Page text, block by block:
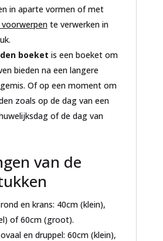
in aparte vormen of met
te verwerken in
boeket is een boeket om
bieden na een langere
Of op een moment om
zoals op de dag van een
of de dag van
van de
en krans: 40cm (klein),
of 60cm (groot).
en druppel: 60cm (klein),